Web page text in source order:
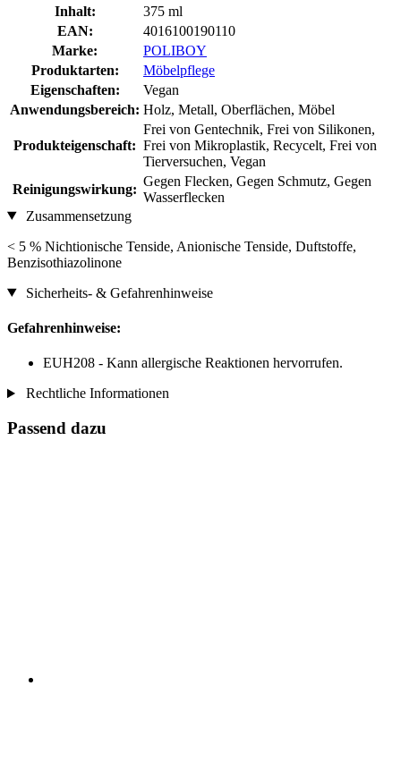
Inhalt:
375 ml
EAN:
4016100190110
Marke:
POLIBOY
Produktarten:
Möbelpflege
Eigenschaften:
Vegan
Anwendungsbereich: Holz, Metall, Oberflächen, Möbel
Produkteigenschaft:
Frei von Gentechnik, Frei von Silikonen,
Frei von Mikroplastik, Recycelt, Frei von
Tierversuchen, Vegan
Reinigungswirkung:
Gegen Flecken, Gegen Schmutz, Gegen
Wasserflecken
Zusammensetzung
< 5 % Nichtionische Tenside, Anionische Tenside, Duftstoffe,
Benzisothiazolinone
Sicherheits- & Gefahrenhinweise
Gefahrenhinweise:
EUH208 - Kann allergische Reaktionen hervorrufen.
Rechtliche Informationen
Passend dazu